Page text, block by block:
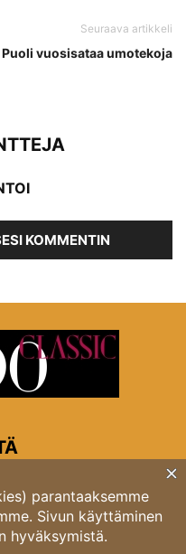
Seuraava artikkeli
Puoli vuosisataa umotekoja
KOMMENTIN
Helsinki
03 4246 5318